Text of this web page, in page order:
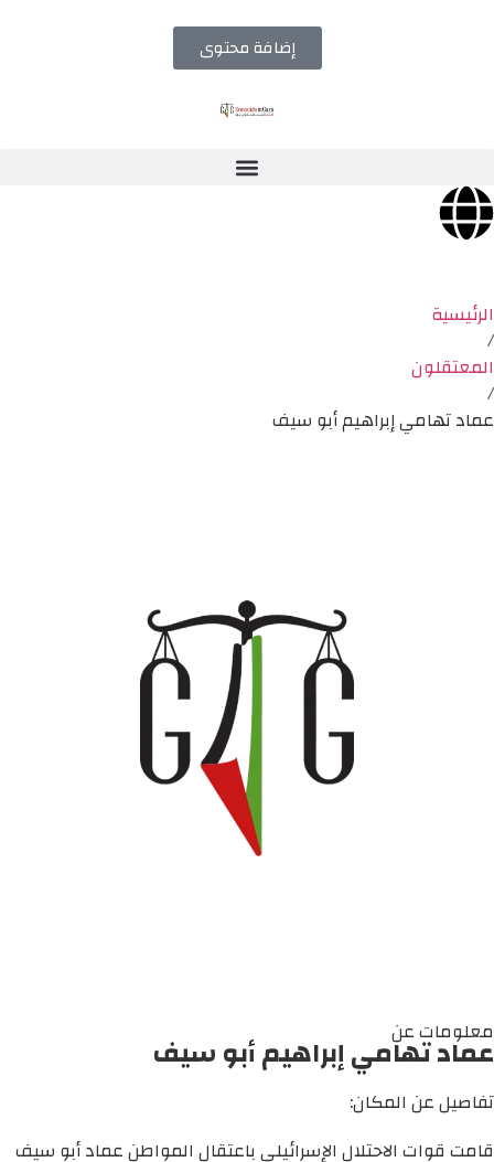
إضافة محتوى
الرئيسية
/
المعتقلون
/
عماد تهامي إبراهيم أبو سيف
معلومات عن
عماد تهامي إبراهيم أبو سيف
تفاصيل عن المكان:
قامت قوات الاحتلال الإسرائيلي باعتقال المواطن عماد أبو سيف